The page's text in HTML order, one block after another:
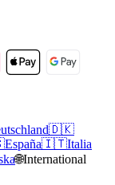
🇩🇰
España🇮🇹Italia
🌐International